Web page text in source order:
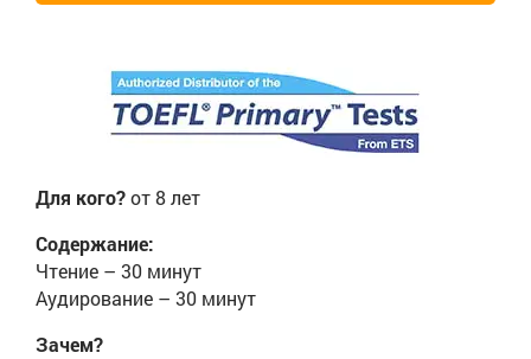
Для кого?от 8 лет
Содержание:
Чтение – 30 минут
Аудирование – 30 минут
Зачем?